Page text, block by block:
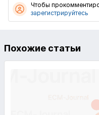
Чтобы
зарегистрируйтесь
Похожие статьи